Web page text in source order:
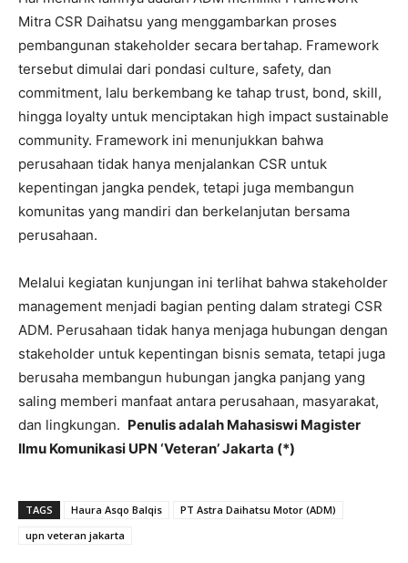
Mitra CSR Daihatsu yang menggambarkan proses
pembangunan stakeholder secara bertahap. Framework
tersebut dimulai dari pondasi culture, safety, dan
commitment, lalu berkembang ke tahap trust, bond, skill,
hingga loyalty untuk menciptakan high impact sustainable
community. Framework ini menunjukkan bahwa
perusahaan tidak hanya menjalankan CSR untuk
kepentingan jangka pendek, tetapi juga membangun
komunitas yang mandiri dan berkelanjutan bersama
perusahaan.
Melalui kegiatan kunjungan ini terlihat bahwa stakeholder
management menjadi bagian penting dalam strategi CSR
ADM. Perusahaan tidak hanya menjaga hubungan dengan
stakeholder untuk kepentingan bisnis semata, tetapi juga
berusaha membangun hubungan jangka panjang yang
saling memberi manfaat antara perusahaan, masyarakat,
dan lingkungan. Penulis adalah Mahasiswi Magister
Ilmu Komunikasi UPN ‘Veteran’ Jakarta (*)
TAGS Haura Asqo Balqis
PT Astra Daihatsu Motor (ADM)
upn veteran jakarta